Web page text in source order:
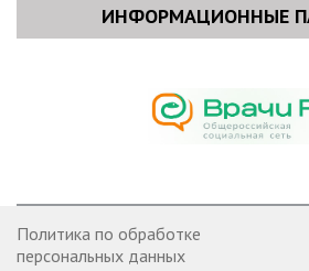
ИНФОРМАЦИОННЫЕ
Политика по обработке
персональных данных